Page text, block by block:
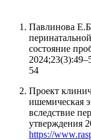
Павлинова
состояние
54
Проект
ишемическая
вследствие
утверждения
https://